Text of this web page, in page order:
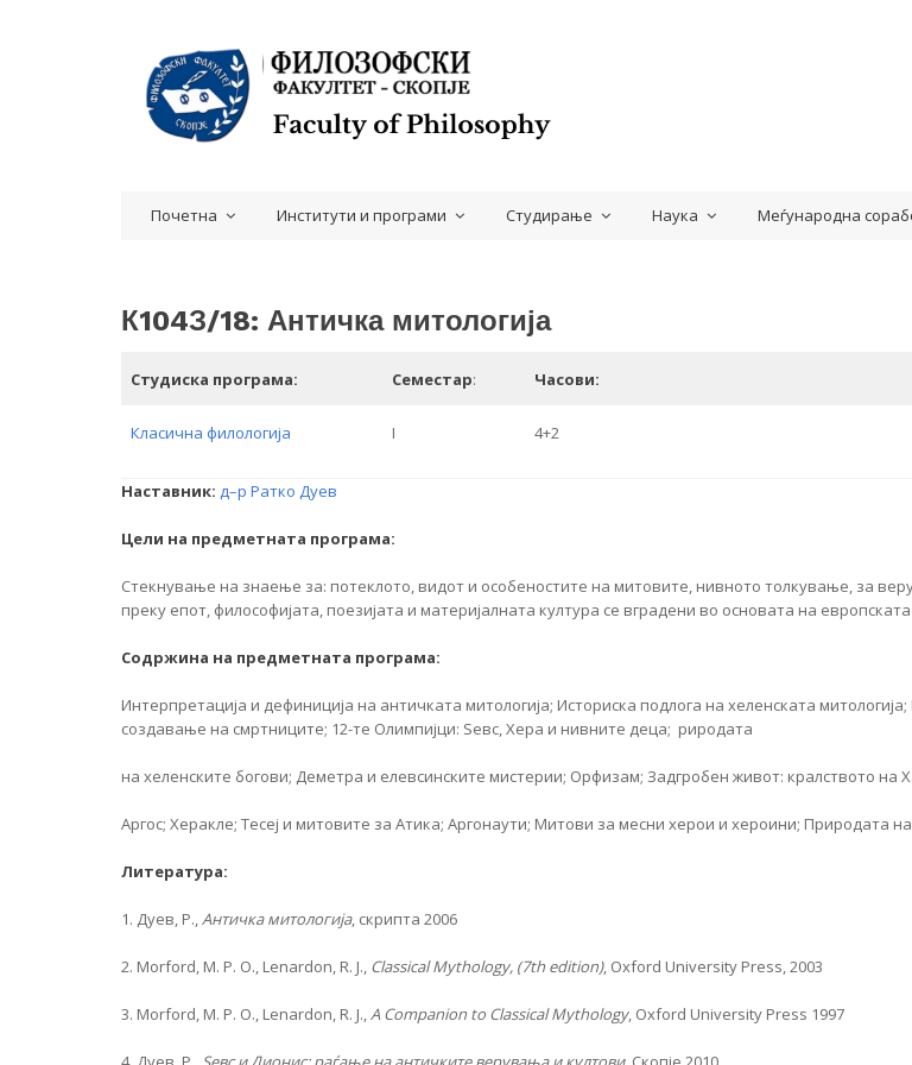
Почетна Институти и програми Студирање Наука Меѓународна
К104З/18: Античка митологија
Студиска програма: Семестар: Часови:
Класична филологија I 4+2
Наставник: д–р Ратко Дуев
Цели на предметната програма:
Стекнување на знаење за: потеклото, видот и особеностите на митовите, нивното толкување, за
преку епот, философијата, поезијата и материјалната култура се вградени во основата на
Содржина на предметната програма:
Интерпретација и дефиниција на античката митологија; Историска подлога на хеленската
создавање на смртниците; 12-те Олимпијци: Ѕевс, Хера и нивните деца; риродата
на хеленските богови; Деметра и елевсинските мистерии; Орфизам; Задгробен живот: кралството на
Аргос; Херакле; Тесеј и митовите за Атика; Аргонаути; Митови за месни херои и хероини; Природата
Литература:
1. Дуев, Р.,Античка митологија, скрипта 2006
2. Morford, M. P. O., Lenardon, R. J., Classical Mythology, (7th edition), Oxford University Press, 2003
3. Morford, M. P. O., Lenardon, R. J.,A Companion to Classical Mythology, Oxford University Press 1997